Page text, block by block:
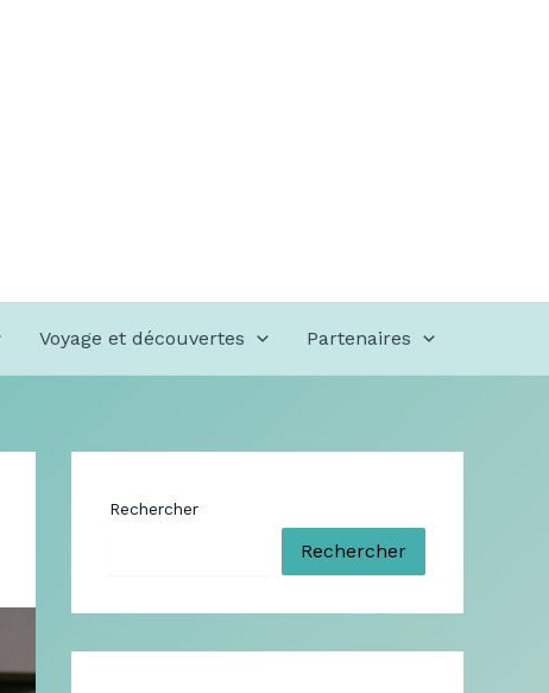
Voyage et découvertes Partenaires
Rechercher
Rechercher